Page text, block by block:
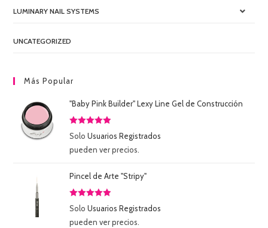
LUMINARY NAIL SYSTEMS
UNCATEGORIZED
Más Popular
"Baby Pink Builder" Lexy Line Gel de Construcción
Valorado
5
SoloUsuarios Registrados
pueden ver precios.
Pincel de Arte "Stripy"
Valorado
SoloUsuarios Registrados
pueden ver precios.